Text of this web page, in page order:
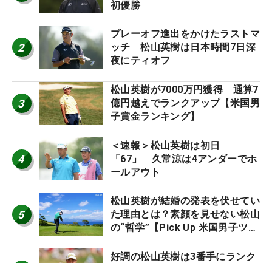
初優勝
2
プレーオフ進出をかけたラストマ
ッチ 松山英樹は日本時間7日深
夜にティオフ
3
松山英樹が7000万円獲得 通算7
億円越えでランクアップ【米国男
子賞金ランキング】
4
＜速報＞松山英樹は初日
「67」 久常涼は4アンダーでホ
ールアウト
5
松山英樹が結婚の発表を伏せてい
た理由とは？素顔を見せない松山
の“哲学”【Pick Up 米国男子ツア
好調の松山英樹は3番手にランク